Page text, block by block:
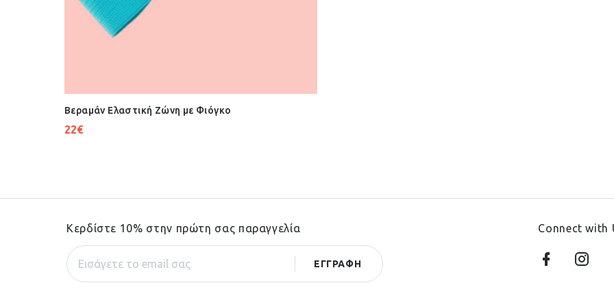
Βεραμάν Ελαστική Ζώνη με Φιόγκο
22€
Κερδίστε 10% στην πρώτη σας παραγγελία Connect with